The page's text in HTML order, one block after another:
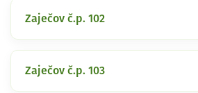
Zaječov č.p. 102
Zaječov č.p. 103